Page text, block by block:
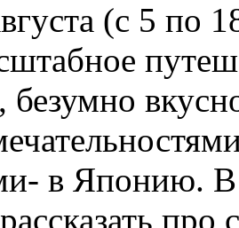
(с 5 по
безумно
в Японию. В